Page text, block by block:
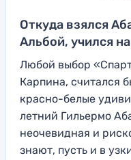
Откуда взялся
Альбой, учился
Любой выбор
Карпина, считался
красно-белые
летний Гильермо
неочевидная и
знают, пусть и в